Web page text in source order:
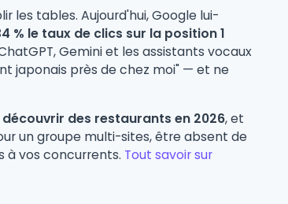
les tables. Aujourd'hui, Google lui-
% le taux de clics sur la position 1
Gemini et les assistants vocaux
japonais près de chez moi" — et ne
des restaurants en 2026, et
un groupe multi-sites, être absent de
à vos concurrents. Tout savoir sur